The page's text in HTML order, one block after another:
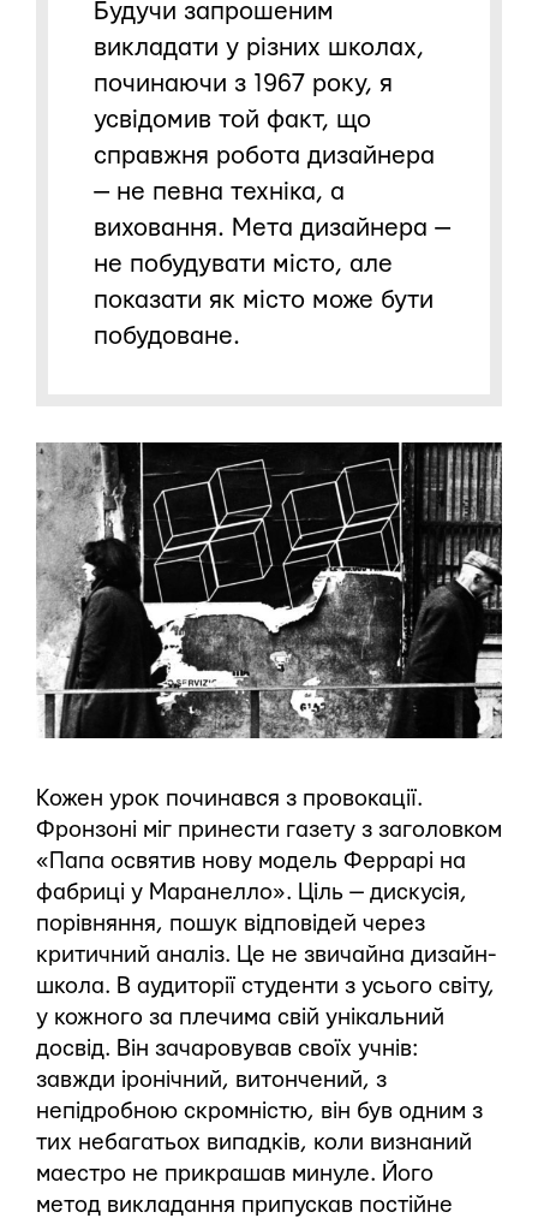
Будучи запрошеним
викладати у різних школах,
починаючи з 1967 року, я
усвідомив той факт, що
справжня робота дизайнера
— не певна техніка, а
виховання. Мета дизайнера —
не побудувати місто, але
показати як місто може бути
побудоване.
Кожен урок починався з провокації.
Фронзоні міг принести газету з заголовком
«Папа освятив нову модель Феррарі на
фабриці у Маранелло». Ціль — дискусія,
порівняння, пошук відповідей через
критичний аналіз. Це не звичайна дизайн-
школа. В аудиторії студенти з усього світу,
у кожного за плечима свій унікальний
досвід. Він зачаровував своїх учнів:
завжди іронічний, витончений, з
непідробною скромністю, він був одним з
тих небагатьох випадків, коли визнаний
маестро не прикрашав минуле. Його
метод викладання припускав постійне